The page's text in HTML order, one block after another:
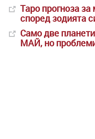
Таро прогноза
според зодията
Само две
МАЙ, но